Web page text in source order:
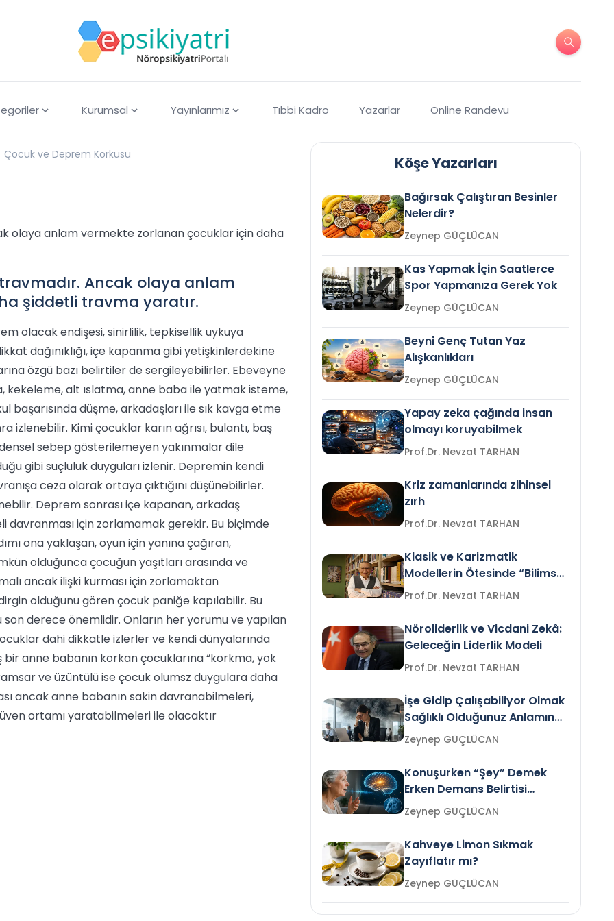
Kurumsal Yayınlarımız Tıbbi Kadro Yazarlar Online Randevu
Çocuk ve Deprem Korkusu
olaya anlam vermekte zorlanan çocuklar için daha
Ancak olaya anlam
şiddetli travma yaratır.
olacak endişesi, sinirlilik, tepkisellik uykuya
dağınıklığı, içe kapanma gibi yetişkinlerdekine
özgü bazı belirtiler de sergileyebilirler. Ebeveyne
kekeleme, alt ıslatma, anne baba ile yatmak isteme,
düşme, arkadaşları ile sık kavga etme
Kimi çocuklar karın ağrısı, bulantı, baş
sebep gösterilemeyen yakınmalar dile
gibi suçluluk duyguları izlenir. Depremin kendi
ceza olarak ortaya çıktığını düşünebilirler.
Deprem sonrası içe kapanan, arkadaş
davranması için zorlamamak gerekir. Bu biçimde
ona yaklaşan, oyun için yanına çağıran,
olduğunca çocuğun yaşıtları arasında ve
ancak ilişki kurması için zorlamaktan
olduğunu gören çocuk paniğe kapılabilir. Bu
derece önemlidir. Onların her yorumu ve yapılan
dahi dikkatle izlerler ve kendi dünyalarında
anne babanın korkan çocuklarına “korkma, yok
ve üzüntülü ise çocuk olumsz duygulara daha
ancak anne babanın sakin davranabilmeleri,
ortamı yaratabilmeleri ile olacaktır
Köşe Yazarları
Bağırsak Çalıştıran Besinler
Nelerdir?
Zeynep GÜÇLÜCAN
Kas Yapmak İçin Saatlerce
Spor Yapmanıza Gerek Yok
Zeynep GÜÇLÜCAN
Beyni Genç Tutan Yaz
Alışkanlıkları
Zeynep GÜÇLÜCAN
Yapay zeka çağında insan
olmayı koruyabilmek
Prof.Dr. Nevzat TARHAN
Kriz zamanlarında zihinsel
zırh
Prof.Dr. Nevzat TARHAN
Klasik ve Karizmatik
Modellerin Ötesinde “Bilimsel
Liderlik”
Prof.Dr. Nevzat TARHAN
Nöroliderlik ve Vicdani Zekâ:
Geleceğin Liderlik Modeli
Prof.Dr. Nevzat TARHAN
İşe Gidip Çalışabiliyor Olmak
Sağlıklı Olduğunuz Anlamına
Gelir mi?Zeynep GÜÇLÜCAN
Konuşurken “Şey” Demek
Erken Demans Belirtisi
Olabilir mi?Zeynep GÜÇLÜCAN
Kahveye Limon Sıkmak
Zayıflatır mı?
Zeynep GÜÇLÜCAN